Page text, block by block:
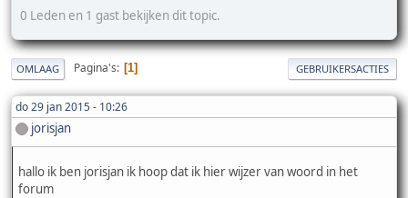
0 Leden en 1 gast bekijken dit topic.
OMLAAG Pagina's 1 GEBRUIKERSACTIES
do 29 jan 2015 - 10:26
jorisjan
hallo ik ben jorisjan ik hoop dat ik hier wijzer van woord in het
forum